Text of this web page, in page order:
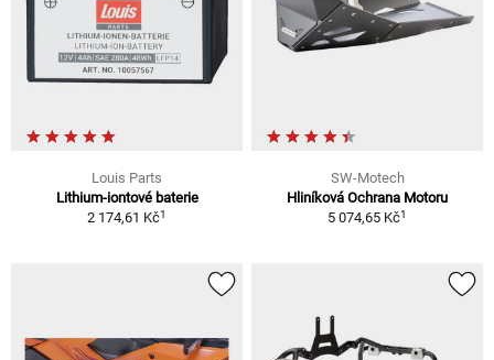
Louis Parts
Lithium-iontové baterie
2 174,61 Kč1
SW-Motech
Hliníková Ochrana Motoru
5 074,65 Kč1